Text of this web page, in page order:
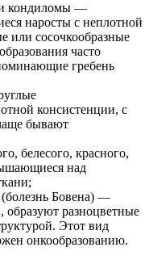
кондиломы —
наросты с неплотной
или сосочкообразные
часто
гребень
консистенции, с
бывают
белесого, красного,
над
Бовена) —
образуют разноцветные
Этот вид
онкообразованию.